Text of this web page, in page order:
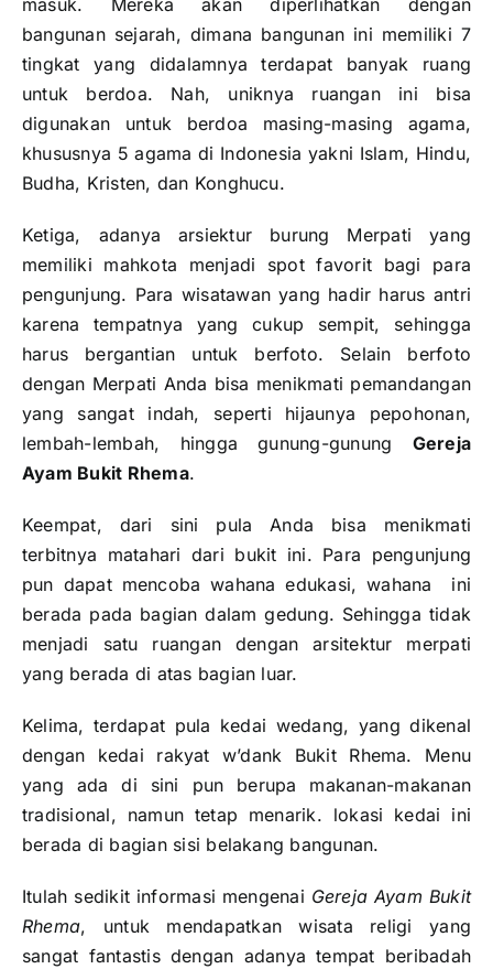
masuk. Mereka akan diperlihatkan dengan
bangunan sejarah, dimana bangunan ini memiliki 7
tingkat yang didalamnya terdapat banyak ruang
untuk berdoa. Nah, uniknya ruangan ini bisa
digunakan untuk berdoa masing-masing agama,
khususnya 5 agama di Indonesia yakni Islam, Hindu,
Budha, Kristen, dan Konghucu.
Ketiga, adanya arsiektur burung Merpati yang
memiliki mahkota menjadi spot favorit bagi para
pengunjung. Para wisatawan yang hadir harus antri
karena tempatnya yang cukup sempit, sehingga
harus bergantian untuk berfoto. Selain berfoto
dengan Merpati Anda bisa menikmati pemandangan
yang sangat indah, seperti hijaunya pepohonan,
lembah-lembah, hingga gunung-gunung Gereja
Ayam Bukit Rhema.
Keempat, dari sini pula Anda bisa menikmati
terbitnya matahari dari bukit ini. Para pengunjung
pun dapat mencoba wahana edukasi, wahana ini
berada pada bagian dalam gedung. Sehingga tidak
menjadi satu ruangan dengan arsitektur merpati
yang berada di atas bagian luar.
Kelima, terdapat pula kedai wedang, yang dikenal
dengan kedai rakyat w’dank Bukit Rhema. Menu
yang ada di sini pun berupa makanan-makanan
tradisional, namun tetap menarik. lokasi kedai ini
berada di bagian sisi belakang bangunan.
Itulah sedikit informasi mengenai Gereja Ayam Bukit
Rhema, untuk mendapatkan wisata religi yang
sangat fantastis dengan adanya tempat beribadah